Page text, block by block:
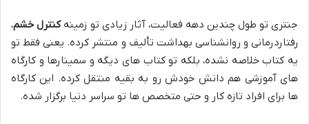
جنتری تو طول چندین دهه فعالیت، آثار زیادی تو زمینهکنترل خشم،
رفتاردرمانی و روانشناسی بهداشت تألیف و منتشر کرده. یعنی فقط تو
یه کتاب خلاصه نشده، بلکه تو کتاب های دیگه و سمینارها و کارگاه
های آموزشی هم دانش خودش رو به بقیه منتقل کرده. این کارگاه
ها برای افراد تازه کار و حتی متخصص ها تو سراسر دنیا برگزار شده.